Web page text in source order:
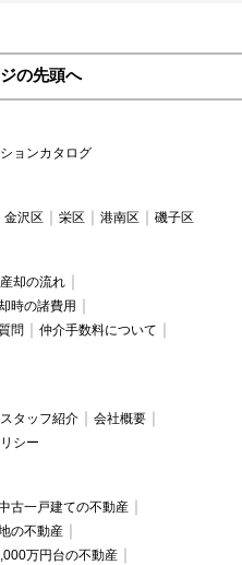
の先頭へ
ョンカタログ
金沢区 栄区 港南区 磯子区
却の流れ
時の諸費用
問
仲介手数料について
スタッフ紹介
会社概要
シー
古一戸建ての不動産
の不動産
万円台の不動産